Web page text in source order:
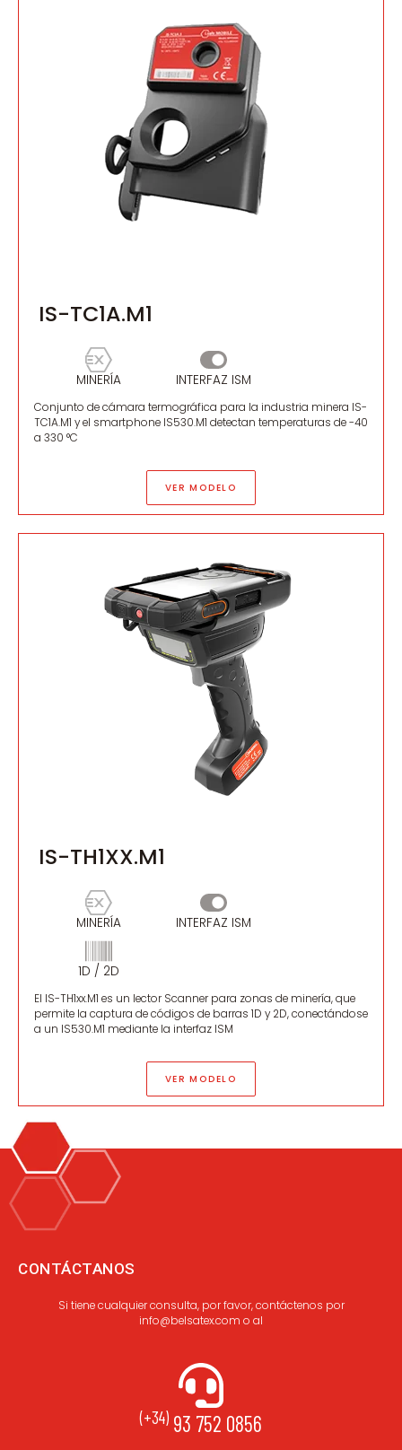
IS-TC1A.M1
MINERÍA INTERFAZ ISM
Conjunto de cámara termográfica para la industria minera IS-
TC1A.M1 y el smartphone IS530.M1 detectan temperaturas de -40
a 330 °C
VER MODELO
IS-TH1XX.M1
MINERÍA INTERFAZ ISM
1D / 2D
El IS-TH1xx.M1 es un lector Scanner para zonas de minería, que
permite la captura de códigos de barras 1D y 2D, conectándose
a un IS530.M1 mediante la interfaz ISM
VER MODELO
CONTÁCTANOS
Si tiene cualquier consulta, por favor, contáctenos por
info@belsatex.com o al
(+34) 93 752 0856